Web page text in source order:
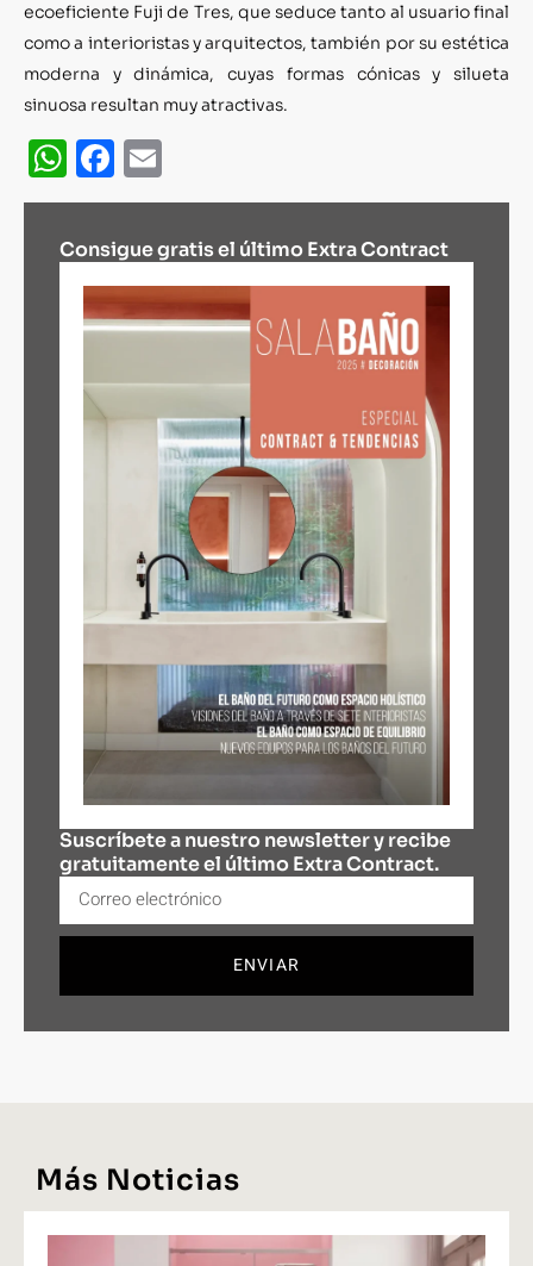
ecoeficiente Fuji de Tres, que seduce tanto al usuario final
como a interioristas y arquitectos, también por su estética
moderna y dinámica, cuyas formas cónicas y silueta
sinuosa resultan muy atractivas.
WhatsApp
Facebook
Consigue gratis el último Extra Contract
Suscríbete a nuestro newsletter y recibe
gratuitamente el último Extra Contract.
ENVIAR
Más Noticias